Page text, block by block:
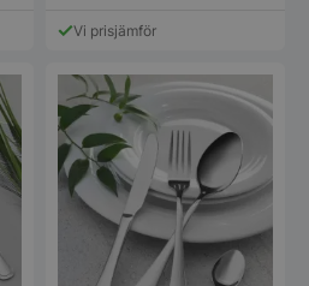
Vi prisjämför